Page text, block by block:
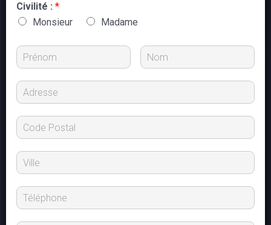
Civilité : *
Monsieur
Madame